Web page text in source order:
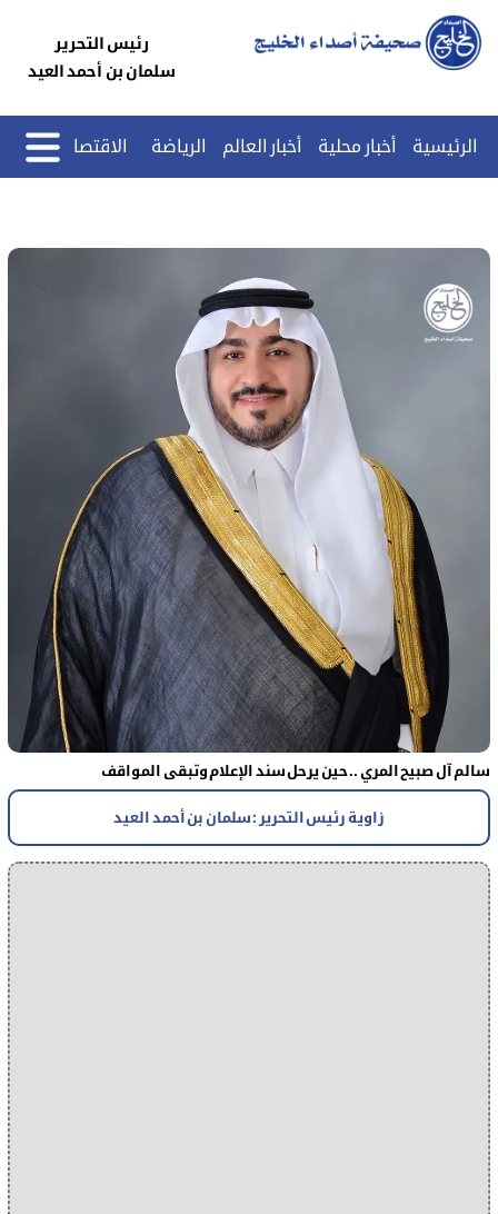
رئيس التحرير
سلمان بن أحمد العيد
الرئيسية أخبار محلية أخبار العالم الرياضة الاقتصاد
سالم آل صبيح المري .. حين يرحل سند الإعلام وتبقى المواقف
زاوية رئيس التحرير : سلمان بن أحمد العيد